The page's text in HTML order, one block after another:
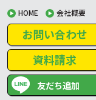
HOME 会社概要
お問い合わせ
資料請求
友だち追加